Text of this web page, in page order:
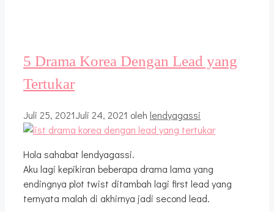
5 Drama Korea Dengan Lead yang
Tertukar
Juli 25, 2021Juli 24, 2021 oleh lendyagassi
Hola sahabat lendyagassi.
Aku lagi kepikiran beberapa drama lama yang
endingnya plot twist ditambah lagi first lead yang
ternyata malah di akhirnya jadi second lead.